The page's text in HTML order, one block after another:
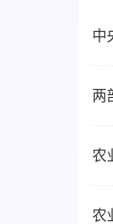
中
两
农
农